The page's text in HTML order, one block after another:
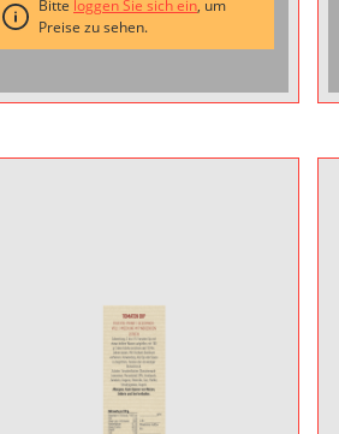
Bitte loggen Sie sich ein, um
Preise zu sehen.